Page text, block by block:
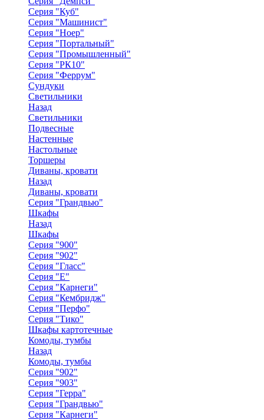
Серия "Куб"
Серия "Машинист"
Серия "Ноер"
Серия "Портальный"
Серия "Промышленный"
Серия "РК10"
Серия "Феррум"
Сундуки
Светильники
Назад
Светильники
Подвесные
Настенные
Настольные
Торшеры
Диваны, кровати
Назад
Диваны, кровати
Серия "Грандвью"
Шкафы
Назад
Шкафы
Серия "900"
Серия "902"
Серия "Гласс"
Серия "Е"
Серия "Карнеги"
Серия "Кембридж"
Серия "Перфо"
Серия "Тико"
Шкафы картотечные
Комоды, тумбы
Назад
Комоды, тумбы
Серия "902"
Серия "903"
Серия "Герра"
Серия "Грандвью"
Серия "Карнеги"